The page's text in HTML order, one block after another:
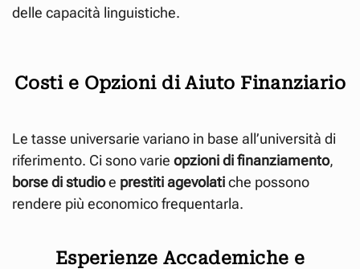
delle capacità linguistiche.
Costi e Opzioni di Aiuto Finanziario
Le tasse universarie variano in base all’università di
riferimento. Ci sono varie opzioni di finanziamento,
borse di studioe prestiti agevolatiche possono
rendere più economico frequentarla.
Esperienze Accademiche e